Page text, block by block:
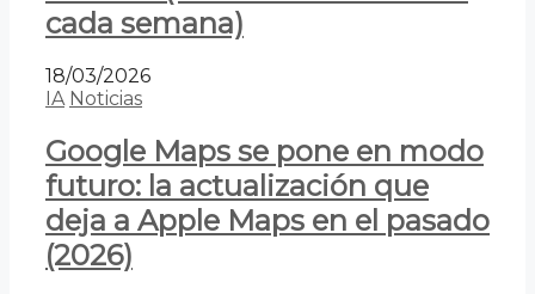
cada semana)
18/03/2026
IA Noticias
Google Maps se pone en modo
futuro: la actualización que
deja a Apple Maps en el pasado
(2026)